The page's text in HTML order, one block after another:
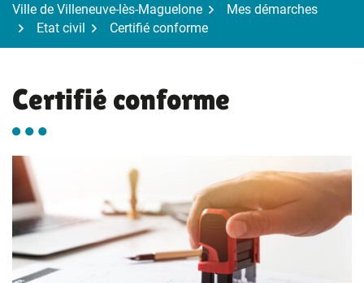
Ville de Villeneuve-lès-Maguelone
Mes démarches
Etat civil
Certifié conforme
Certifié conforme